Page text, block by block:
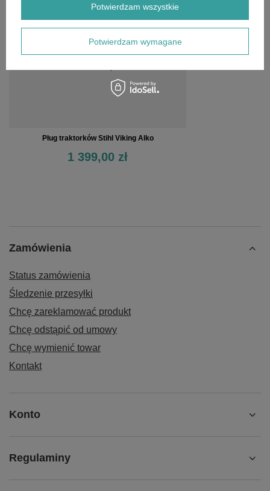
Pług traktorków Stihl Viking Alko
1 399,00 zł
Zamówienia
Status zamówienia
Śledzenie przesyłki
Chcę zareklamować produkt
Chcę odstąpić od umowy
Chcę wymienić towar
Kontakt
Konto
Regulaminy
Potwierdzam wymagane
Potwierdzam wszystkie